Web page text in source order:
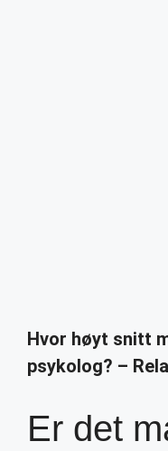
Hvor høyt snitt
psykolog? –
Er det